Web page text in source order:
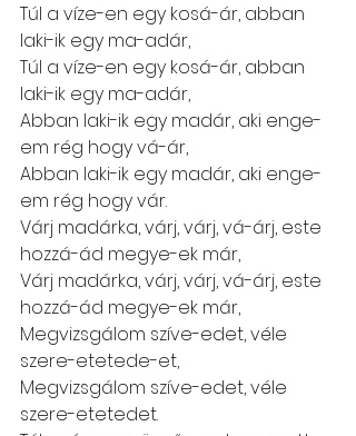
Túl a víze-en egy kosá-ár, abban
laki-ik egy ma-adár,
Túl a víze-en egy kosá-ár, abban
laki-ik egy ma-adár,
Abban laki-ik egy madár, aki enge-
em rég hogy vá-ár,
Abban laki-ik egy madár, aki enge-
em rég hogy vár.
Várj madárka, várj, várj, vá-árj, este
hozzá-ád megye-ek már,
Várj madárka, várj, várj, vá-árj, este
hozzá-ád megye-ek már,
Megvizsgálom szíve-edet, véle
szere-etetede-et,
Megvizsgálom szíve-edet, véle
szere-etetedet.